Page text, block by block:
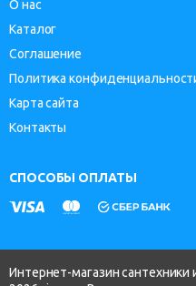
О нас
Каталог
Соглашение
Политика
Карта сайта
Контакты
СПОСОБЫ ОПЛАТЫ
Интернет-магазин